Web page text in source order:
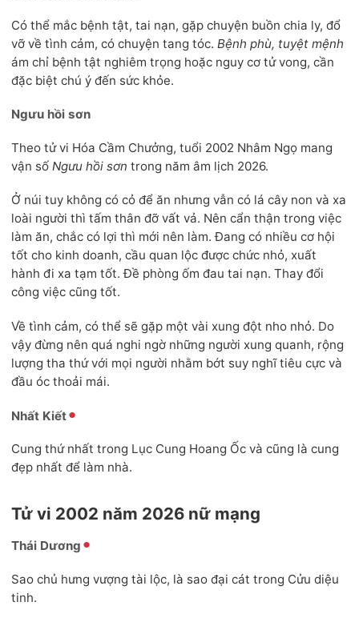
Có thể mắc bệnh tật, tai nạn, gặp chuyện buồn chia ly, đổ
vỡ về tình cảm, có chuyện tang tóc. Bệnh phù, tuyệt mệnh
ám chỉ bệnh tật nghiêm trọng hoặc nguy cơ tử vong, cần
đặc biệt chú ý đến sức khỏe.
Ngưu hồi sơn
Theo tử vi Hóa Cầm Chưởng, tuổi 2002 Nhâm Ngọ mang
vận số Ngưu hồi sơn trong năm âm lịch 2026.
Ở núi tuy không có cỏ để ăn nhưng vẫn có lá cây non và xa
loài người thì tấm thân đỡ vất vả. Nên cẩn thận trong việc
làm ăn, chắc có lợi thì mới nên làm. Đang có nhiều cơ hội
tốt cho kinh doanh, cầu quan lộc được chức nhỏ, xuất
hành đi xa tạm tốt. Đề phòng ốm đau tai nạn. Thay đổi
công việc cũng tốt.
Về tình cảm, có thể sẽ gặp một vài xung đột nho nhỏ. Do
vậy đừng nên quá nghi ngờ những người xung quanh, rộng
lượng tha thứ với mọi người nhằm bớt suy nghĩ tiêu cực và
đầu óc thoải mái.
Nhất Kiết
Cung thứ nhất trong Lục Cung Hoang Ốc và cũng là cung
đẹp nhất để làm nhà.
Tử vi 2002 năm 2026 nữ mạng
Thái Dương
Sao chủ hưng vượng tài lộc, là sao đại cát trong Cửu diệu
tinh.